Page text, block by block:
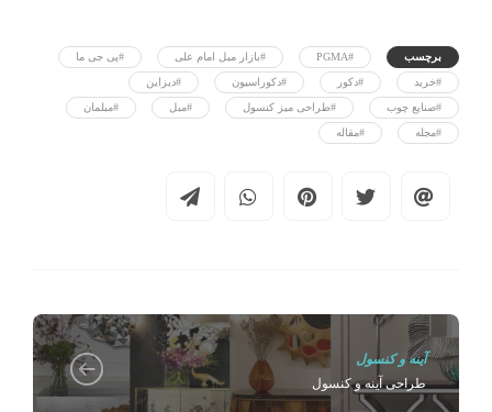
برچسب #PGMA #بازار مبل امام علی #پی جی ما
#خرید #دکور #دکوراسیون #دیزاین
#صنایع چوب #طراحی میز کنسول #مبل #مبلمان
#مجله #مقاله
آینه و کنسول
طراحی آینه و کنسول